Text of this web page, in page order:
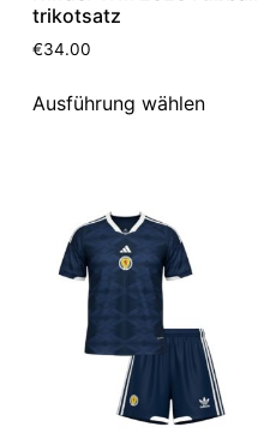
trikotsatz
€34.00
Ausführung wählen